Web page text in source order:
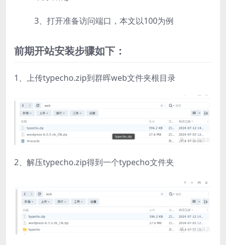
3、打开准备访问端口，本文以100为例
前期开站安装步骤如下：
1、上传typecho.zip到群晖web文件夹根目录
2、解压typecho.zip得到一个typecho文件夹